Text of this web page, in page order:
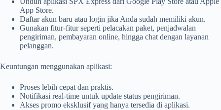
App Store.
Daftar akun baru atau login jika Anda sudah memiliki akun.
Gunakan fitur-fitur seperti pelacakan paket, penjadwalan
pengiriman, pembayaran online, hingga chat dengan layanan
pelanggan.
Keuntungan menggunakan aplikasi:
Proses lebih cepat dan praktis.
Notifikasi real-time untuk update status pengiriman.
Akses promo eksklusif yang hanya tersedia di aplikasi.